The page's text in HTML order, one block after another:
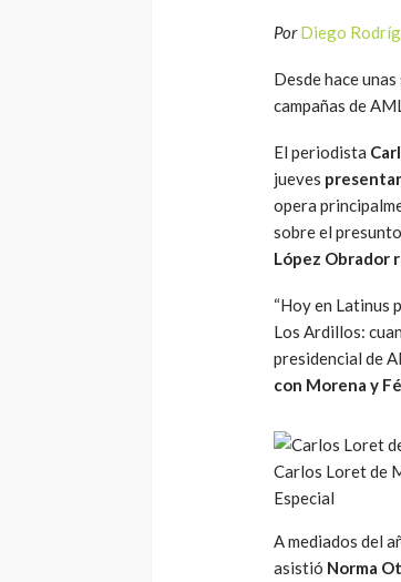
Por Diego
Desde hace
campañas de
El periodista
jueves
opera
sobre el
López Obrador
“Hoy en Latinus
Los Ardillos:
presidencial de
con Morena y
Carlos Loret de
Especial
A mediados del
asistió Norma